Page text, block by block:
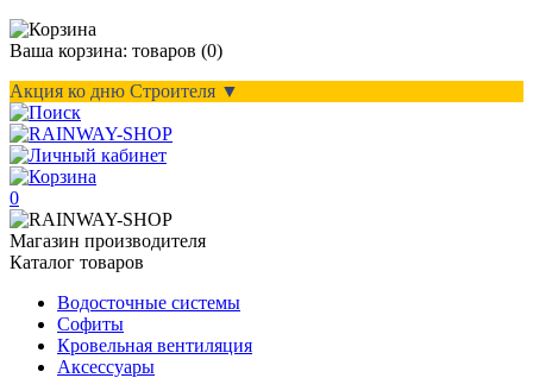
Ваша корзина: товаров (0)
Акция ко дню Строителя ▼
0
Магазин производителя
Каталог товаров
Водосточные системы
Софиты
Кровельная вентиляция
Аксессуары